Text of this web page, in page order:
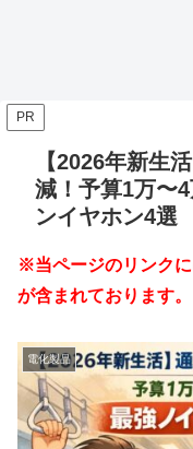
PR
【2026年新生
減！予算1万〜
ンイヤホン4選
※当ページのリンク
が含まれております。
電化製品